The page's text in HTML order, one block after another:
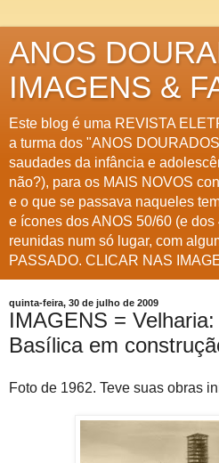
ANOS
IMAGENS &
Este blog é uma REVISTA
a turma dos "ANOS
saudades da infância e
não?), para os MAIS NOVOS
e o que se passava naqueles
e ícones dos ANOS 50/60 (e
reunidas num só lugar, com
PASSADO. CLICAR NAS
quinta-feira, 30 de julho de 2009
IMAGENS =
Basílica em
Foto de 1962. Teve suas obras